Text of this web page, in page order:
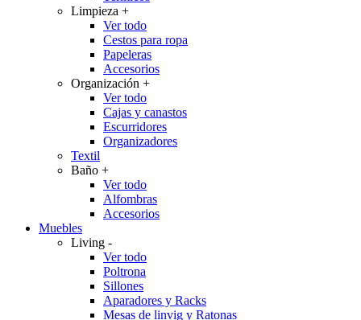
Limpieza +
Ver todo
Cestos para ropa
Papeleras
Accesorios
Organización +
Ver todo
Cajas y canastos
Escurridores
Organizadores
Textil
Baño +
Ver todo
Alfombras
Accesorios
Muebles
Living -
Ver todo
Poltrona
Sillones
Aparadores y Racks
Mesas de linvig y Ratonas